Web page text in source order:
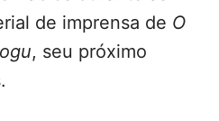
de imprensa de O
, seu próximo